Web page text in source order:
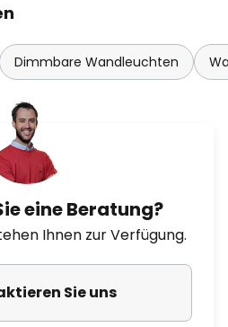
Dimmbare Wandleuchten
eine Beratung?
Ihnen zur Verfügung.
Sie uns